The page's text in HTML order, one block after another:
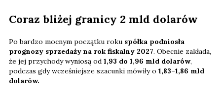
Coraz bliżej granicy 2 mld dolarów
Po bardzo mocnym początku roku spółka podniosła
prognozy sprzedaży na rok fiskalny 2027. Obecnie zakłada,
że jej przychody wyniosą od 1,93 do 1,96 mld dolarów,
podczas gdy wcześniejsze szacunki mówiły o 1,83–1,86 mld
dolarów.